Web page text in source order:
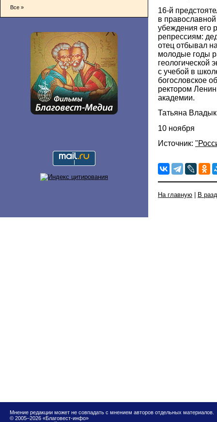
Все »
16-й
в
убеждения его
репрессиям:
отец отбывал
молодые годы
геологической
с учебой в
богословское
ректором
академии.
Татьяна
10 ноября
Источник:
На главную | В
Мнение редакции может не совпадать с мнением авторов отдельных материалов.
© 2005–2026 «Благовест-инфо»